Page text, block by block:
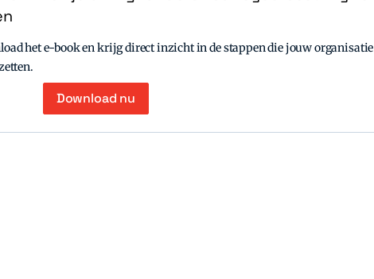
het e-book en krijg direct inzicht in de stappen die jouw organisatie
Download nu